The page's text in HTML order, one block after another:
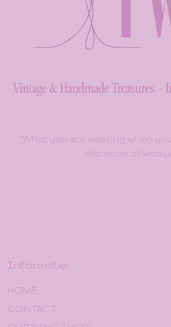
"What you are wearing when
vibration of who
Informatie
HOME
CONTACT